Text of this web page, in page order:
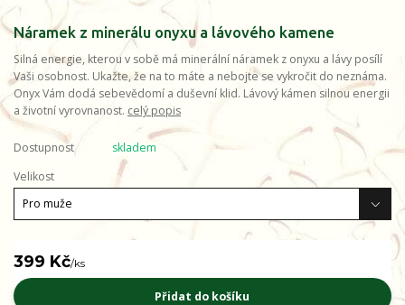
Náramek z minerálu onyxu a lávového kamene
Silná energie, kterou v sobě má minerální náramek z onyxu a lávy posílí
Vaši osobnost. Ukažte, že na to máte a nebojte se vykročit do neznáma.
Onyx Vám dodá sebevědomí a duševní klid. Lávový kámen silnou energii
a životní vyrovnanost. celý popis
Dostupnost
skladem
Velikost
399 Kč/ks
Přidat do košíku